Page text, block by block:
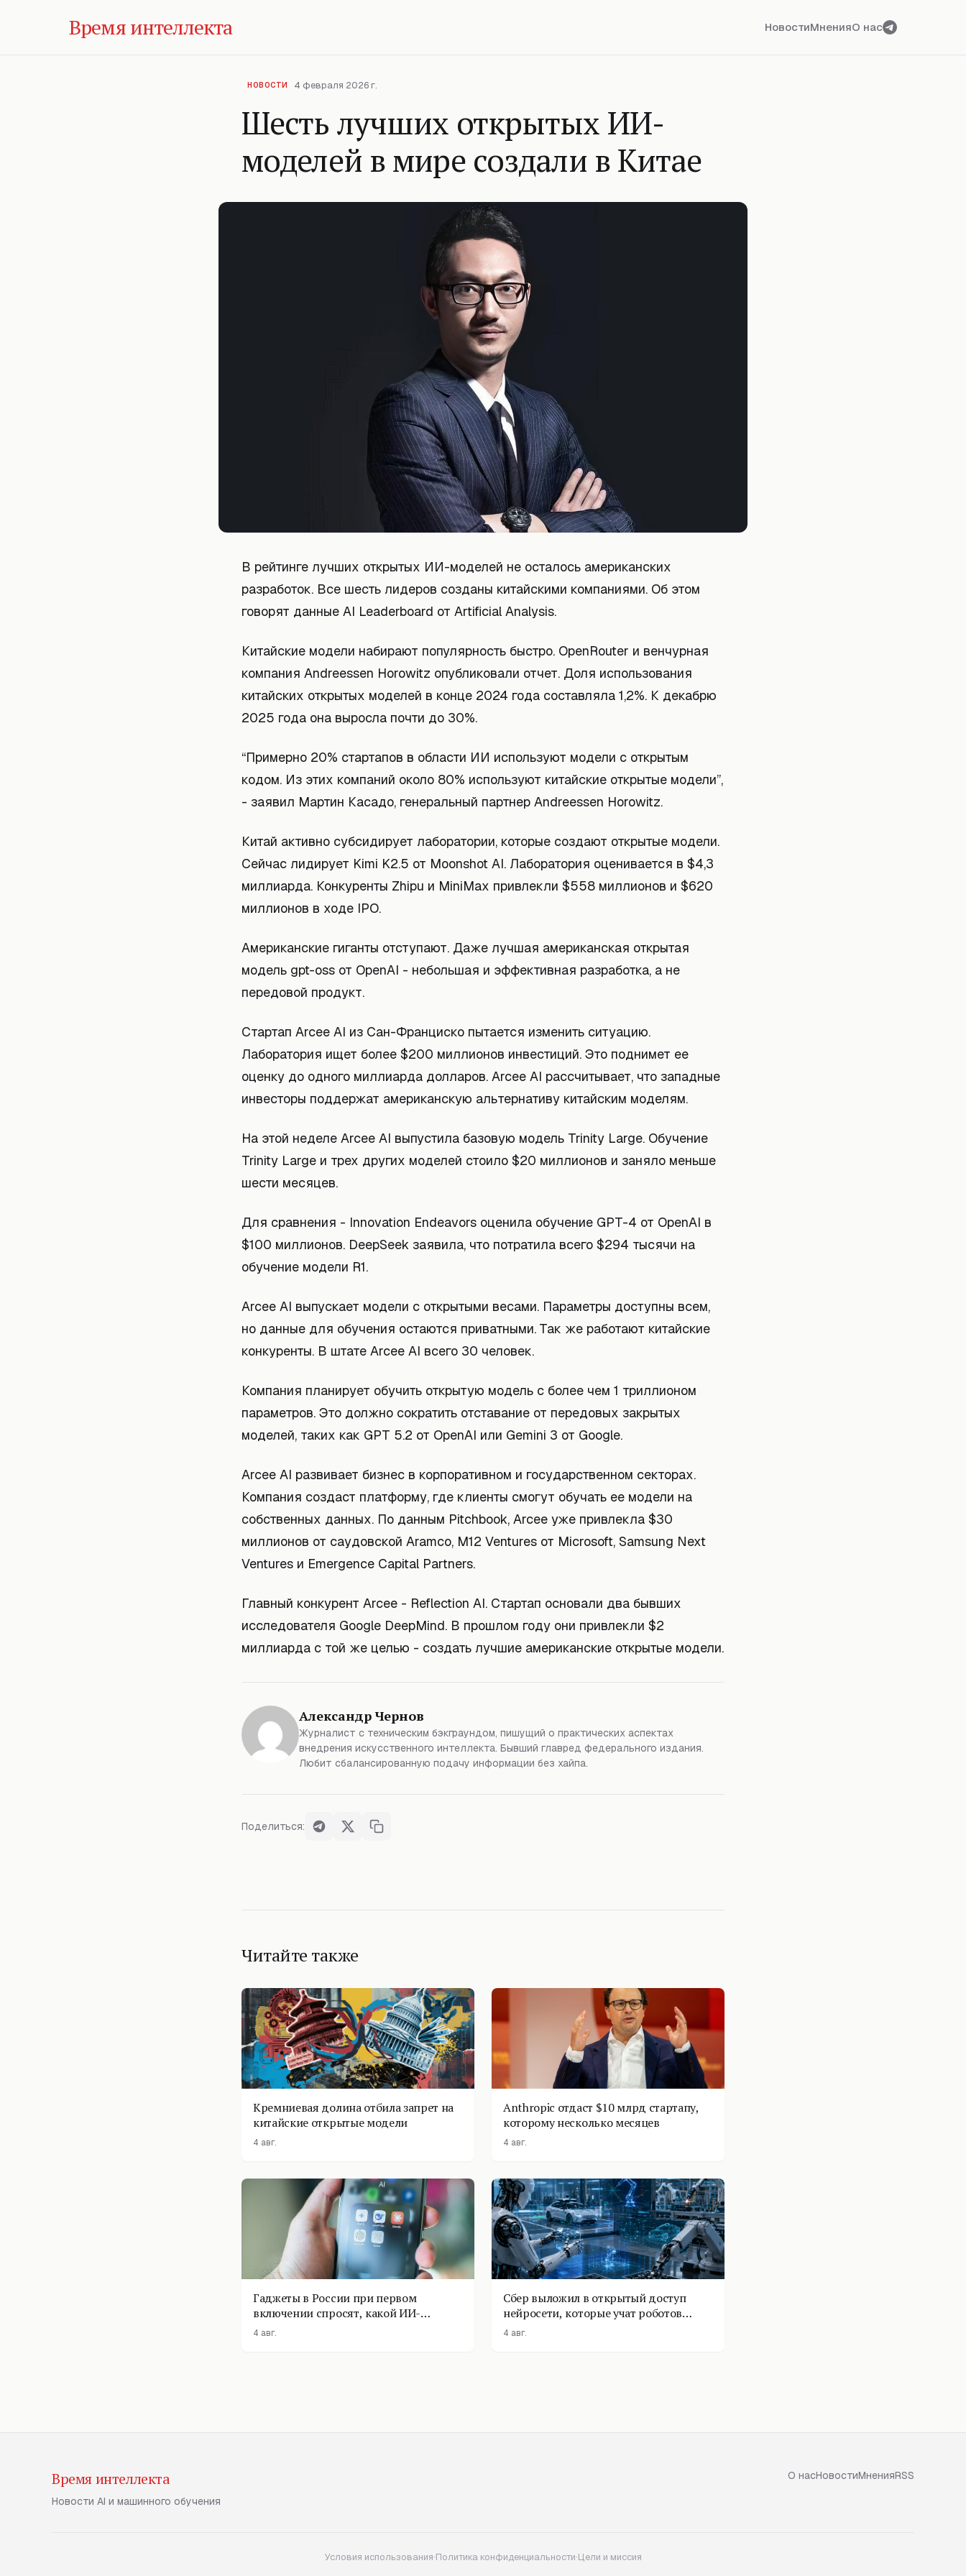
Время интеллекта НовостиМненияО нас
НОВОСТИ 4 февраля 2026 г.
Шесть лучших открытых ИИ-
моделей в мире создали в Китае
В рейтинге лучших открытых ИИ-моделей не осталось американских
разработок. Все шесть лидеров созданы китайскими компаниями. Об этом
говорят данные AI Leaderboard от Artificial Analysis.
Китайские модели набирают популярность быстро. OpenRouter и венчурная
компания Andreessen Horowitz опубликовали отчет. Доля использования
китайских открытых моделей в конце 2024 года составляла 1,2%. К декабрю
2025 года она выросла почти до 30%.
“Примерно 20% стартапов в области ИИ используют модели с открытым
кодом. Из этих компаний около 80% используют китайские открытые модели”,
- заявил Мартин Касадо, генеральный партнер Andreessen Horowitz.
Китай активно субсидирует лаборатории, которые создают открытые модели.
Сейчас лидирует Kimi K2.5 от Moonshot AI. Лаборатория оценивается в $4,3
миллиарда. Конкуренты Zhipu и MiniMax привлекли $558 миллионов и $620
миллионов в ходе IPO.
Американские гиганты отступают. Даже лучшая американская открытая
модель gpt-oss от OpenAI - небольшая и эффективная разработка, а не
передовой продукт.
Стартап Arcee AI из Сан-Франциско пытается изменить ситуацию.
Лаборатория ищет более $200 миллионов инвестиций. Это поднимет ее
оценку до одного миллиарда долларов. Arcee AI рассчитывает, что западные
инвесторы поддержат американскую альтернативу китайским моделям.
На этой неделе Arcee AI выпустила базовую модель Trinity Large. Обучение
Trinity Large и трех других моделей стоило $20 миллионов и заняло меньше
шести месяцев.
Для сравнения - Innovation Endeavors оценила обучение GPT-4 от OpenAI в
$100 миллионов. DeepSeek заявила, что потратила всего $294 тысячи на
обучение модели R1.
Arcee AI выпускает модели с открытыми весами. Параметры доступны всем,
но данные для обучения остаются приватными. Так же работают китайские
конкуренты. В штате Arcee AI всего 30 человек.
Компания планирует обучить открытую модель с более чем 1 триллионом
параметров. Это должно сократить отставание от передовых закрытых
моделей, таких как GPT 5.2 от OpenAI или Gemini 3 от Google.
Arcee AI развивает бизнес в корпоративном и государственном секторах.
Компания создаст платформу, где клиенты смогут обучать ее модели на
собственных данных. По данным Pitchbook, Arcee уже привлекла $30
миллионов от саудовской Aramco, M12 Ventures от Microsoft, Samsung Next
Ventures и Emergence Capital Partners.
Главный конкурент Arcee - Reflection AI. Стартап основали два бывших
исследователя Google DeepMind. В прошлом году они привлекли $2
миллиарда с той же целью - создать лучшие американские открытые модели.
Александр Чернов
Журналист с техническим бэкграундом, пишущий о практических аспектах
внедрения искусственного интеллекта. Бывший главред федерального издания.
Любит сбалансированную подачу информации без хайпа.
Поделиться:
Читайте также
Кремниевая долина отбила запрет на
китайские открытые модели
4 авг.
Anthropic отдаст $10 млрд стартапу,
которому несколько месяцев
4 авг.
Гаджеты в России при первом
включении спросят, какой ИИ-
помощник поставить
4 авг.
Сбер выложил в открытый доступ
нейросети, которые учат роботов
физике
4 авг.
Время интеллекта
Новости AI и машинного обучения
О насНовостиМненияRSS
Условия использования·Политика конфиденциальности·Цели и миссия